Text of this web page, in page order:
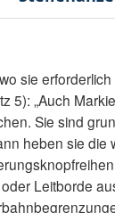
sie erforderlich
5): „Auch
Sie sind
heben sie die
Leitborde